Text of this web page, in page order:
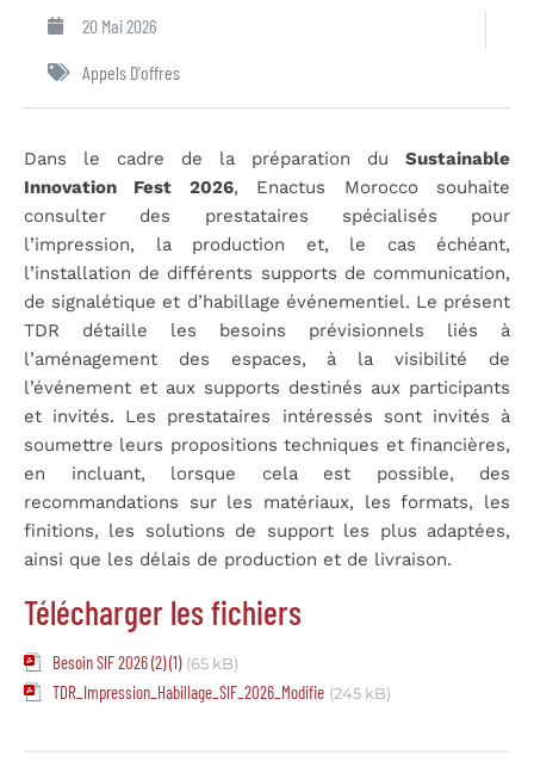
20 Mai 2026
Appels D'offres
Dans le cadre de la préparation du Sustainable
Innovation Fest 2026, Enactus Morocco souhaite
consulter des prestataires spécialisés pour
l’impression, la production et, le cas échéant,
l’installation de différents supports de communication,
de signalétique et d’habillage événementiel. Le présent
TDR détaille les besoins prévisionnels liés à
l’aménagement des espaces, à la visibilité de
l’événement et aux supports destinés aux participants
et invités. Les prestataires intéressés sont invités à
soumettre leurs propositions techniques et financières,
en incluant, lorsque cela est possible, des
recommandations sur les matériaux, les formats, les
finitions, les solutions de support les plus adaptées,
ainsi que les délais de production et de livraison.
Télécharger les fichiers
Besoin SIF 2026 (2) (1) (65 kB)
TDR_Impression_Habillage_SIF_2026_Modifie (245 kB)